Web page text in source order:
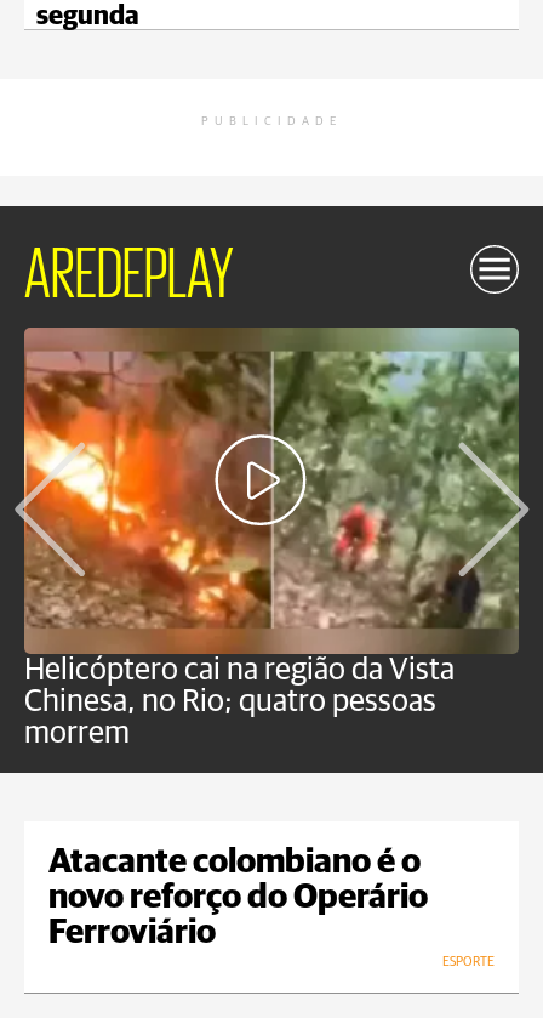
segunda
PUBLICIDADE
AREDEPLAY
Helicóptero cai na região da Vista
Chinesa, no Rio; quatro pessoas
morrem
Atacante colombiano é o
novo reforço do Operário
Ferroviário
ESPORTE